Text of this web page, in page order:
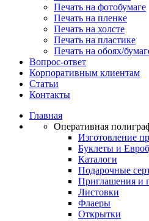
Печать на фотобумаге
Печать на пленке
Печать на холсте
Печать на пластике
Печать на обоях/
Вопрос-ответ
Корпоративным клиентам
Статьи
Контакты
Главная
Оперативная
Изготовление
Буклеты и
Каталоги
Подарочные
Приглашения и
Листовки
Флаеры
Открытки